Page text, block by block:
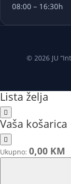
08:00 – 16:30h
© 2026 JU
Lista želja
Vaša košarica
Ukupno: 0,00 KM